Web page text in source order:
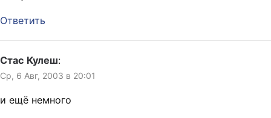
Ответить
Стас Кулеш:
Ср, 6 Авг, 2003 в 20:01
и ещё немного